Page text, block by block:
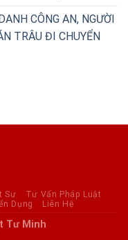
CÔNG AN, NGƯỜI
TRÂU ĐI CHUYỂN
Sư
Tư Vấn Pháp Luật
Dụng Liên Hệ
Tư Minh